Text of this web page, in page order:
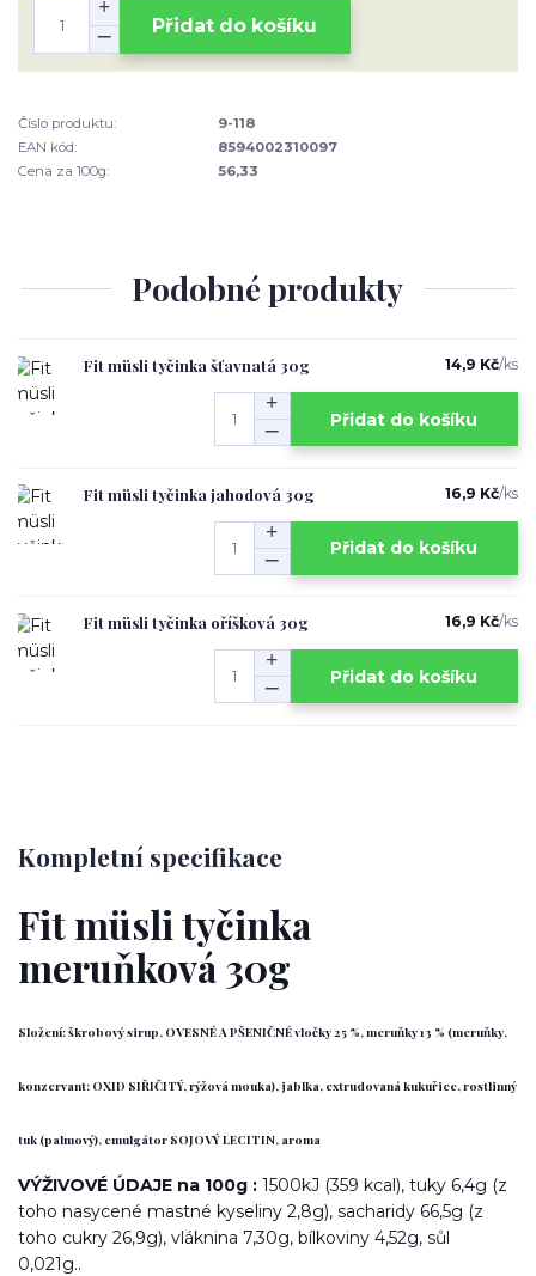
Přidat do košíku
Číslo produktu:
9-118
EAN kód:
8594002310097
Cena za 100g:
56,33
Podobné produkty
Fit müsli tyčinka šťavnatá 30g 14,9 Kč/ks
Přidat do košíku
Fit müsli tyčinka jahodová 30g 16,9 Kč/ks
Přidat do košíku
Fit müsli tyčinka oříšková 30g 16,9 Kč/ks
Přidat do košíku
Kompletní specifikace
Fit müsli tyčinka
meruňková 30g
Složení: škrobový sirup, OVESNÉ A PŠENIČNÉ vločky 25 %, meruňky 13 % (meruňky,
konzervant: OXID SIŘIČITÝ, rýžová mouka), jablka, extrudovaná kukuřice, rostlinný
tuk (palmový), emulgátor SOJOVÝ LECITIN, aroma
VÝŽIVOVÉ ÚDAJE na 100g : 1500kJ (359 kcal), tuky 6,4g (z
toho nasycené mastné kyseliny 2,8g), sacharidy 66,5g (z
toho cukry 26,9g), vláknina 7,30g, bílkoviny 4,52g, sůl
0,021g..